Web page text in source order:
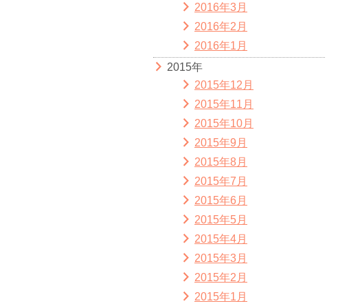
2016年3月
2016年2月
2016年1月
2015年
2015年12月
2015年11月
2015年10月
2015年9月
2015年8月
2015年7月
2015年6月
2015年5月
2015年4月
2015年3月
2015年2月
2015年1月